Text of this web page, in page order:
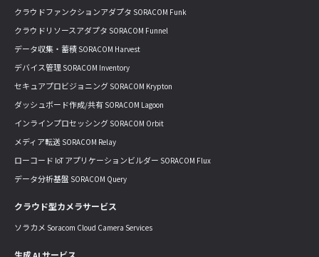
クラウドファンクションアダプタ SORACOM Funk
クラウドリソースアダプタ SORACOM Funnel
データ収集・蓄積 SORACOM Harvest
デバイス管理 SORACOM Inventory
セキュアプロビジョニング SORACOM Krypton
ダッシュボード作成/共有 SORACOM Lagoon
インラインプロセッシング SORACOM Orbit
メディア転送 SORACOM Relay
ローコード IoT アプリケーションビルダー SORACOM Flux
データ分析基盤 SORACOM Query
クラウド型カメラサービス
ソラカメ Soracom Cloud Camera Services